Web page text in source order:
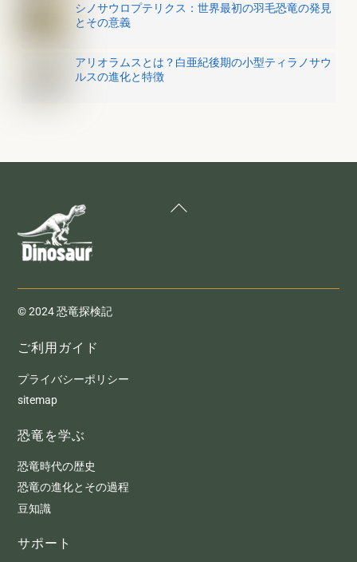
シノサウロプテリクス：世界最初の羽毛恐竜の発見
とその意義
アリオラムスとは？白亜紀後期の小型ティラノサウ
ルスの進化と特徴
To
© 2024 恐竜探検記
ご利用ガイド
プライバシーポリシー
sitemap
恐竜を学ぶ
恐竜時代の歴史
恐竜の進化とその過程
豆知識
サポート